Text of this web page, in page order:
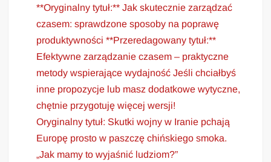
**Oryginalny tytuł:** Jak skutecznie zarządzać
czasem: sprawdzone sposoby na poprawę
produktywności **Przeredagowany tytuł:**
Efektywne zarządzanie czasem – praktyczne
metody wspierające wydajność Jeśli chciałbyś
inne propozycje lub masz dodatkowe wytyczne,
chętnie przygotuję więcej wersji!
Oryginalny tytuł: Skutki wojny w Iranie pchają
Europę prosto w paszczę chińskiego smoka.
„Jak mamy to wyjaśnić ludziom?”